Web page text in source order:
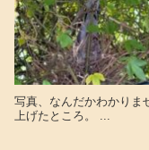
写真、なんだかわかりま
上げたところ。 ...